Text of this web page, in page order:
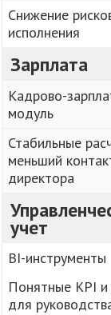
Снижение
исполнения
Зарплата
Кадрово-
модуль
Стабильные
меньший
директора
учет
BI-инструменты
Понятные KPI и
для